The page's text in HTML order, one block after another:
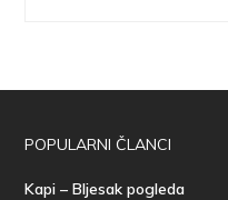
POPULARNI ČLANCI
Kapi – Bljesak pogleda